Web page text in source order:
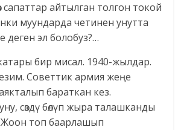
сапаттар айтылган толгон токой
муундарда четинен унутта
деген эл болобуз?…
бир мисал. 1940-жылдар.
Советтик армия жеңе
бараткан кез.
сөздү бөлүп жыра талашканды
Жоон топ баарлашып